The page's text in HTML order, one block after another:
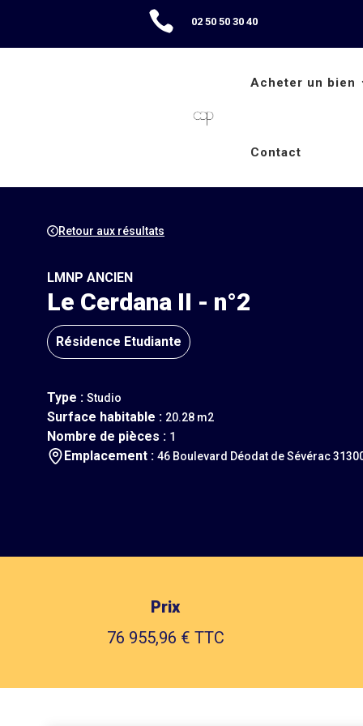
 02 50 50 30 40
Acheter un bien
Contact
Retour aux résultats
LMNP ANCIEN
Le Cerdana II - n°2
Résidence Etudiante
Type : Studio
Surface habitable : 20.28 m2
Nombre de pièces : 1
Emplacement : 46 Boulevard Déodat de Sévérac
Prix
76 955,96 € TTC